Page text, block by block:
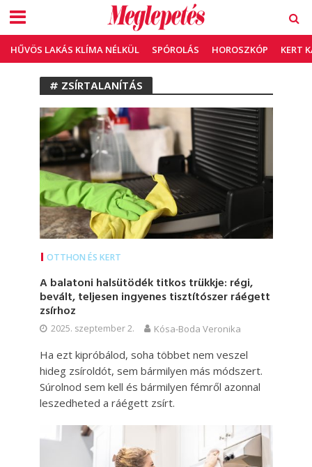
HŰVÖS LAKÁS KLÍMA NÉLKÜL SPÓROLÁS HOROSZKÓP KERT
# ZSÍRTALANÍTÁS
OTTHON ÉS KERT
A balatoni halsütödék titkos trükkje: régi,
bevált, teljesen ingyenes tisztítószer ráégett
zsírhoz
2025. szeptember 2. Kósa-Boda Veronika
Ha ezt kipróbálod, soha többet nem veszel
hideg zsíroldót, sem bármilyen más módszert.
Súrolnod sem kell és bármilyen fémről azonnal
leszedheted a ráégett zsírt.